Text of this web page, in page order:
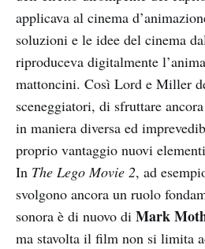
applicava al cinema
soluzioni e le idee del cinema
riproduceva digitalmente
mattoncini. Così Lord e Miller
sceneggiatori, di sfruttare
in maniera diversa ed
proprio vantaggio nuovi
In The Lego Movie 2, ad
svolgono ancora un ruolo
sonora è di nuovo di Mark
ma stavolta il film non si limita